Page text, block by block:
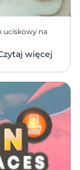
uciskowy na
więcej